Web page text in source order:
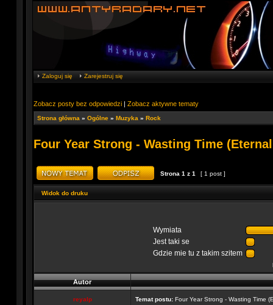
Zaloguj się Zarejestruj się
Zobacz posty bez odpowiedzi | Zobacz aktywne tematy
Strona główna » Ogólne » Muzyka » Rock
Four Year Strong - Wasting Time
Strona 1 z 1 [ 1 post ]
Widok do druku
Wymiata
Jest taki se
Gdzie mie tu z takim szitem
Autor
reyalp Temat postu: Four Year Strong - Wasting Time